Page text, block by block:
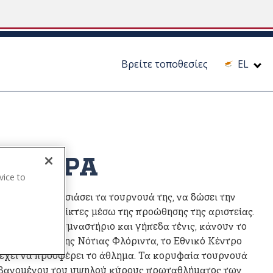
Βρείτε τοποθεσίες EL
USPA
να παρουσιάσει τα τουρνουά της, να δώσει την
νέους παίκτες μέσω της προώθησης της αριστείας.
πισίνα, γυμναστήριο και γήπεδα τένις, κάνουν το
καρδιά της Νότιας Φλόριντα, το Εθνικό Κέντρο
να προσφέρει το άθλημα. Τα κορυφαία τουρνουά
του υψηλού κύρους πρωταθλήματος των
to